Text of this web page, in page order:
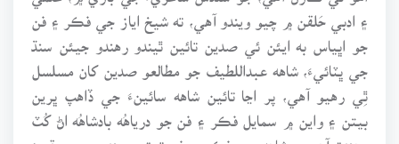
۽ ادبي حَلقن ۾ چيو ويندو آهي، ته شيخ اياز جي فڪر ۽ فن
جو اڀياس به ايئن ئي صدين تائين ٿيندو رهندو جيئن سنڌ
جي ڀٽائيءَ، شاهه عبداللطيف جو مطالعو صدين کان مسلسل
ٿِي رهيو آهي، پر اڃا تائين شاهه سائينءَ جي ڏاهپ ڀرين
بيتن ۽ واين ۾ سمايل فڪر ۽ فن جو درياهُه بادشاهُه اڻ کُٽ
وهندڙ آهي ۽ شاهه جي فڪر ۽ فن توڙي سندس موسيقيءَ